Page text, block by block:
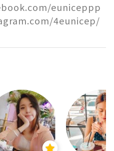
euniceppp
4eunicep/